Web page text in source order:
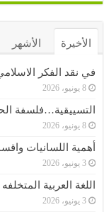
الأخيرة الأشهر
في نقد الفكر
8 يونيو، 2026
التسييقية…فلسفة
8 يونيو، 2026
أهمية اللسانيات
3 يونيو، 2026
اللغة العربية المتخلفه
3 يونيو، 2026